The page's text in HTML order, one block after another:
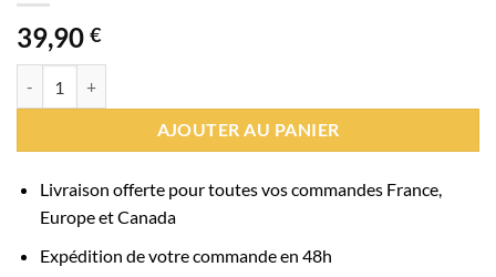
39,90 €
AJOUTER AU PANIER
Livraison offerte pour toutes vos commandes France,
Europe et Canada
Expédition de votre commande en 48h